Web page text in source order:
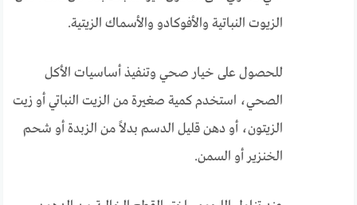
الزيوت النباتية والأفوكادو والأسماك الزيتية.
للحصول على خيار صحي وتنفيذ أساسيات الأكل
الصحي، استخدم كمية صغيرة من الزيت النباتي أو زيت
الزيتون، أو دهن قليل الدسم بدلاً من الزبدة أو شحم
الخنزير أو السمن.